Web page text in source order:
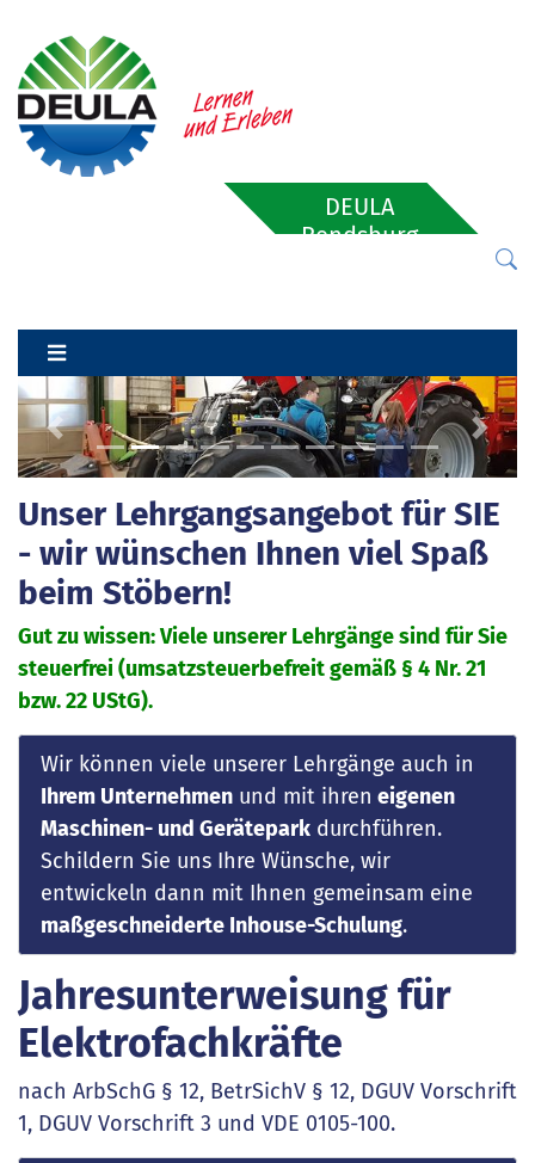
DEULA
Rendsburg
Previous Next
Unser Lehrgangsangebot für SIE
- wir wünschen Ihnen viel Spaß
beim Stöbern!
Gut zu wissen: Viele unserer Lehrgänge sind für Sie
steuerfrei (umsatzsteuerbefreit gemäß § 4 Nr. 21
bzw. 22 UStG).
Wir können viele unserer Lehrgänge auch in
Ihrem Unternehmenund mit ihren eigenen
Maschinen- und Geräteparkdurchführen.
Schildern Sie uns Ihre Wünsche, wir
entwickeln dann mit Ihnen gemeinsam eine
maßgeschneiderte Inhouse-Schulung.
Jahresunterweisung für
Elektrofachkräfte
nach ArbSchG § 12, BetrSichV § 12, DGUV Vorschrift
1, DGUV Vorschrift 3 und VDE 0105-100.